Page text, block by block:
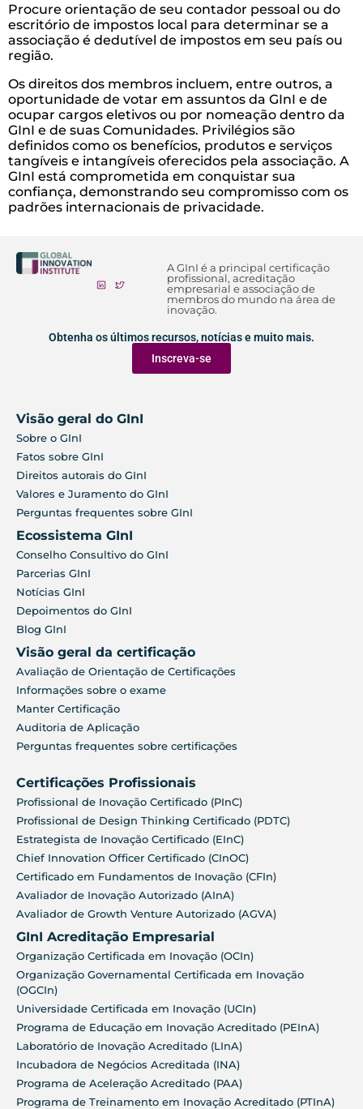
Procure orientação de seu contador pessoal ou do
escritório de impostos local para determinar se a
associação é dedutível de impostos em seu país ou
região.
Os direitos dos membros incluem, entre outros, a
oportunidade de votar em assuntos da GInI e de
ocupar cargos eletivos ou por nomeação dentro da
GInI e de suas Comunidades. Privilégios são
definidos como os benefícios, produtos e serviços
tangíveis e intangíveis oferecidos pela associação. A
GInI está comprometida em conquistar sua
confiança, demonstrando seu compromisso com os
padrões internacionais de privacidade.
A GInI é a principal certificação
profissional, acreditação
empresarial e associação de
membros do mundo na área de
inovação.
Obtenha os últimos recursos, notícias e muito mais.
Inscreva-se
Visão geral do GInI
Sobre o GInI
Fatos sobre GInI
Direitos autorais do GInI
Valores e Juramento do GInI
Perguntas frequentes sobre GInI
Ecossistema GInI
Conselho Consultivo do GInI
Parcerias GInI
Notícias GInI
Depoimentos do GInI
Blog GInI
Visão geral da certificação
Avaliação de Orientação de Certificações
Informações sobre o exame
Manter Certificação
Auditoria de Aplicação
Perguntas frequentes sobre certificações
Certificações Profissionais
Profissional de Inovação Certificado (PInC)
Profissional de Design Thinking Certificado (PDTC)
Estrategista de Inovação Certificado (EInC)
Chief Innovation Officer Certificado (CInOC)
Certificado em Fundamentos de Inovação (CFIn)
Avaliador de Inovação Autorizado (AInA)
Avaliador de Growth Venture Autorizado (AGVA)
GInI Acreditação Empresarial
Organização Certificada em Inovação (OCIn)
Organização Governamental Certificada em Inovação
(OGCIn)
Universidade Certificada em Inovação (UCIn)
Programa de Educação em Inovação Acreditado (PEInA)
Laboratório de Inovação Acreditado (LInA)
Incubadora de Negócios Acreditada (INA)
Programa de Aceleração Acreditado (PAA)
Programa de Treinamento em Inovação Acreditado (PTInA)